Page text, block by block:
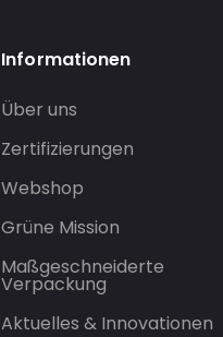
Informationen
Über uns
Zertifizierungen
Webshop
Grüne Mission
Maßgeschneiderte
Verpackung
Aktuelles & Innovationen